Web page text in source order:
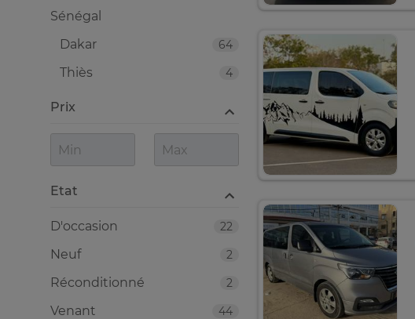
Sénégal
64
Dakar
4
Thiès
Prix
Etat
22
D'occasion
2
Neuf
2
Réconditionné
44
Venant